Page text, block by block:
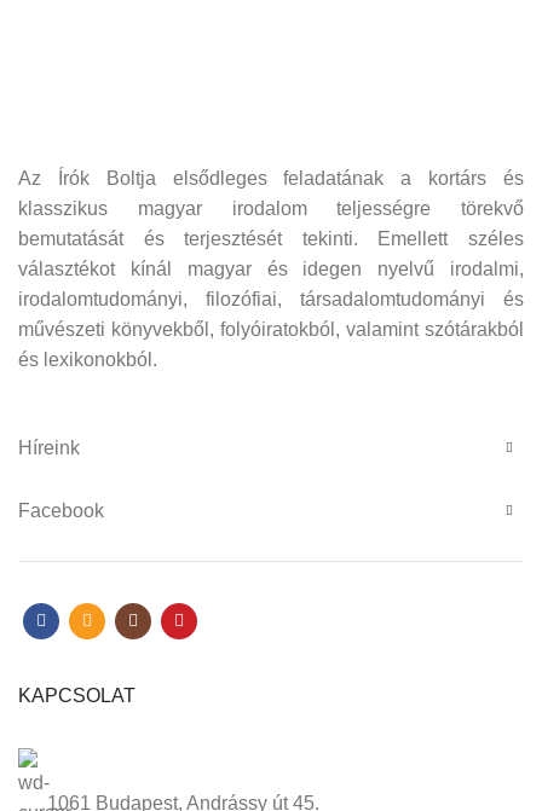
Az Írók Boltja elsődleges feladatának a kortárs és
klasszikus magyar irodalom teljességre törekvő
bemutatását és terjesztését tekinti. Emellett széles
választékot kínál magyar és idegen nyelvű irodalmi,
irodalomtudományi, filozófiai, társadalomtudományi és
művészeti könyvekből, folyóiratokból, valamint szótárakból
és lexikonokból.
Híreink
Facebook
KAPCSOLAT
1061 Budapest, Andrássy út 45.